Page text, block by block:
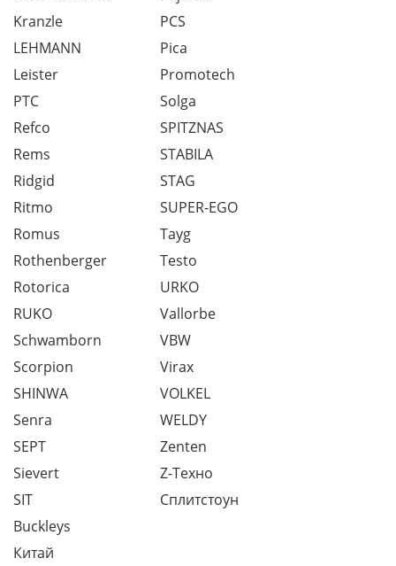
Kranzle
LEHMANN
Leister
PCS
Pica
Promotech
PTC
Refco
Rems
Ridgid
Ritmo
Romus
Rothenberger
Rotorica
RUKO
Schwamborn
Scorpion
SHINWA
Senra
SEPT
Sievert
SIT
Solga
SPITZNAS
STABILA
STAG
SUPER-EGO
Tayg
Testo
URKO
Vallorbe
VBW
Virax
VOLKEL
WELDY
Zenten
Z-Техно
Сплитстоун
Buckleys
Китай